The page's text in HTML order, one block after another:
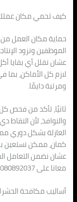
كيف تحمي مكان
حماية مكان العمل
الموظفين ونزود
عشان نقلل أي بقايا
لازم كل الأماكن،
ومرتبة دايمًا.
ثانيًا، تأكد من فحص
والنوافذ، لأن النقاط
العازلة بشكل دوري
كمان، ممكن نستعين
عشان نضمن التعامل
معانا على 01080892037 لتوفير بيئة عمل صحية وآمنة لموظفيك.
أساليب مكافحة